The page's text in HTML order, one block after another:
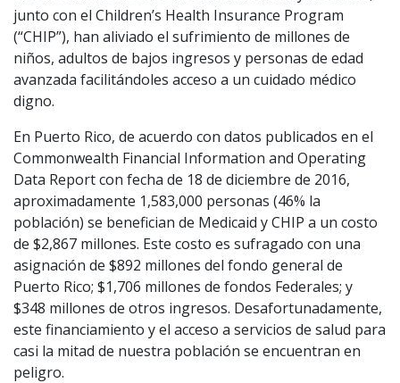
junto con el Children’s Health Insurance Program
(“CHIP”), han aliviado el sufrimiento de millones de
niños, adultos de bajos ingresos y personas de edad
avanzada facilitándoles acceso a un cuidado médico
digno.
En Puerto Rico, de acuerdo con datos publicados en el
Commonwealth Financial Information and Operating
Data Report con fecha de 18 de diciembre de 2016,
aproximadamente 1,583,000 personas (46% la
población) se benefician de Medicaid y CHIP a un costo
de $2,867 millones. Este costo es sufragado con una
asignación de $892 millones del fondo general de
Puerto Rico; $1,706 millones de fondos Federales; y
$348 millones de otros ingresos. Desafortunadamente,
este financiamiento y el acceso a servicios de salud para
casi la mitad de nuestra población se encuentran en
peligro.